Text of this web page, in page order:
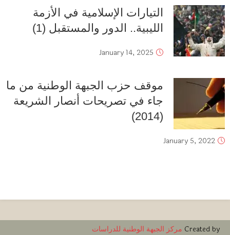
التيارات الإسلامية في الأزمة
الليبية.. الدور والمستقبل (1)
January 14, 2025
موقف حزب الجبهة الوطنية من ما
جاء في تصريحات أنصار الشريعة
(2014)
January 5, 2022
Created by مركز الجبهة الوطنية للدراسات